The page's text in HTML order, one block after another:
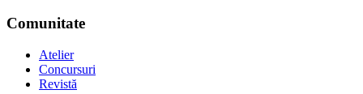
Comunitate
Atelier
Concursuri
Revistă